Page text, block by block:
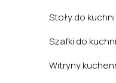
Stoły do kuchni
Szafki do kuchni
Witryny